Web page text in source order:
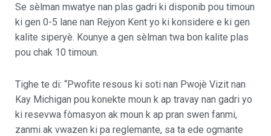
Se sèlman mwatye nan plas gadri ki disponib pou timoun
ki gen 0-5 lane nan Rejyon Kent yo ki konsidere e ki gen
kalite siperyè. Kounye a gen sèlman twa bon kalite plas
pou chak 10 timoun.
Tighe te di: “Pwofite resous ki soti nan Pwojè Vizit nan
Kay Michigan pou konekte moun k ap travay nan gadri yo
ki resevwa fòmasyon ak moun k ap pran swen fanmi,
zanmi ak vwazen ki pa reglemante, sa ta ede ogmante